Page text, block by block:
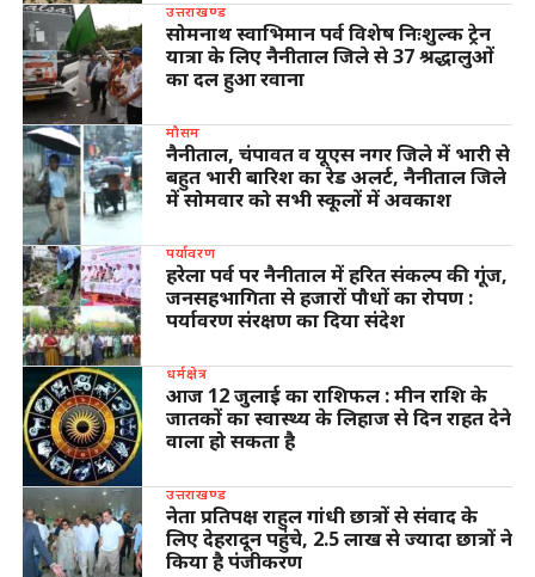
उत्तराखण्ड
सोमनाथ स्वाभिमान पर्व विशेष निःशुल्क ट्रेन
यात्रा के लिए नैनीताल जिले से 37 श्रद्धालुओं
का दल हुआ रवाना
मौसम
नैनीताल, चंपावत व यूएस नगर जिले में भारी से
बहुत भारी बारिश का रेड अलर्ट, नैनीताल जिले
में सोमवार को सभी स्कूलों में अवकाश
पर्यावरण
हरेला पर्व पर नैनीताल में हरित संकल्प की गूंज,
जनसहभागिता से हजारों पौधों का रोपण :
पर्यावरण संरक्षण का दिया संदेश
धर्मक्षेत्र
आज 12 जुलाई का राशिफल : मीन राशि के
जातकों का स्वास्थ्य के लिहाज से दिन राहत देने
वाला हो सकता है
उत्तराखण्ड
नेता प्रतिपक्ष राहुल गांधी छात्रों से संवाद के
लिए देहरादून पहुंचे, 2.5 लाख से ज्यादा छात्रों ने
किया है पंजीकरण